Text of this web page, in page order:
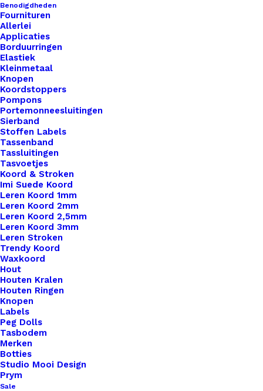
Benodigdheden
Fournituren
Allerlei
Applicaties
Borduurringen
Elastiek
Kleinmetaal
Knopen
Koordstoppers
Pompons
Portemonneesluitingen
Sierband
Stoffen Labels
Tassenband
Tassluitingen
Tasvoetjes
Koord & Stroken
Imi Suede Koord
Leren Koord 1mm
Leren Koord 2mm
Leren Koord 2,5mm
Leren Koord 3mm
Leren Stroken
Trendy Koord
Waxkoord
Hout
Houten Kralen
Houten Ringen
Knopen
Labels
Peg Dolls
Tasbodem
Merken
Botties
Studio Mooi Design
Prym
Sale
Overzicht
Nog meer leuks!